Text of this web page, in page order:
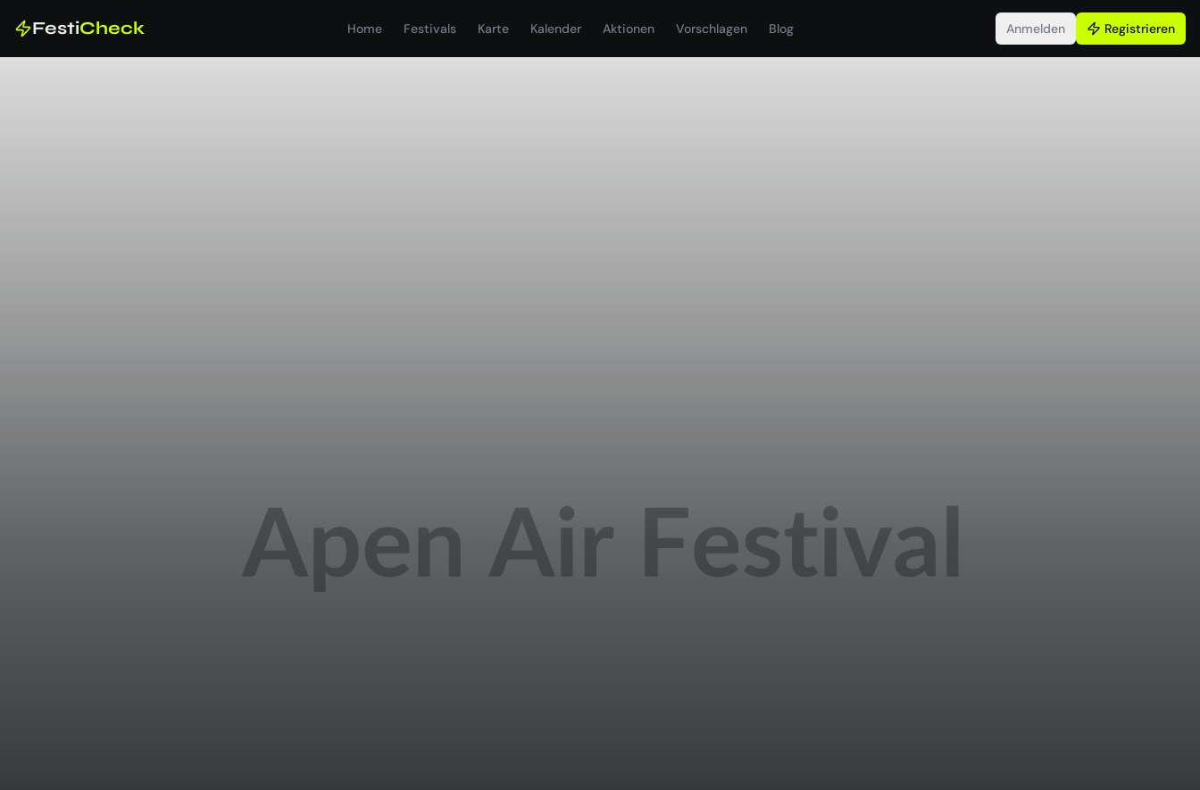
FestiCheck Home Festivals Karte Kalender Aktionen Vorschlagen Blog Anmelden Registrieren